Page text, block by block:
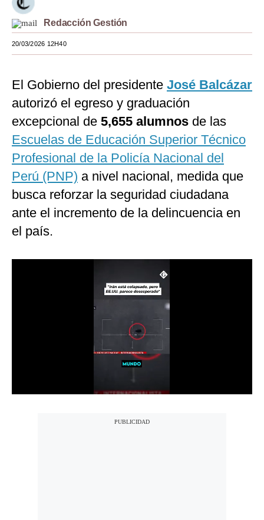
Moda
Estilos
Mundo
EEUU
México
España
Tecnología
Club del Suscriptor
Redacción Gestión
20/03/2026 12H40
El Gobierno del presidente José Balcázar
autorizó el egreso y graduación
excepcional de 5,655 alumnos de las
Escuelas de Educación Superior Técnico
Profesional de la Policía Nacional del
Perú (PNP) a nivel nacional, medida que
busca reforzar la seguridad ciudadana
ante el incremento de la delincuencia en
el país.